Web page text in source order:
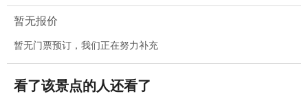
暂无报价
暂无门票预订，我们正在努力补充
看了该景点的人还看了